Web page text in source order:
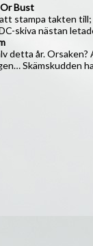
Bust
stampa takten
skiva nästan
detta år.
Skämskudden